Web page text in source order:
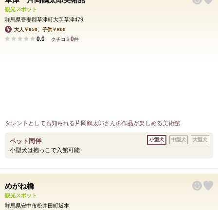
観光スポット
群馬県吾妻郡草津町大字草津479
大人￥950、子供￥600
0.0 クチコミ 0件
タレントとしても知られる片岡鶴太郎さんの作品が楽しめる美術館
ペット同伴
小型犬は抱っこで入館可能
小型犬 中型犬 大型犬
めがね橋
観光スポット
群馬県安中市松井田町坂本